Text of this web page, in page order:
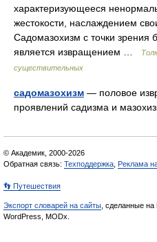
характеризующееся
жестокости, наслаждением
Садомазохизм с точки
является извращением …
существительных
садомазохизм — половое
проявлений садизма и
© Академик, 2000-2026
Обратная связь: Техподдержка Реклама
👣 Путешествия
Экспорт словарей на сайты , сделанные на
WordPress, MODx.